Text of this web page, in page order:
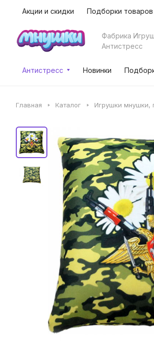
Акции и скидки Подборки товаров
Фабрика
Антистресс
Антистресс Новинки
Главная Каталог Игрушки мнушки,